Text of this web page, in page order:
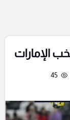
الإمارات
45